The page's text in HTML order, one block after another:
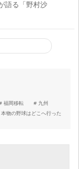
語る「野村沙
福岡移転
九州
本物の野球はどこへ行った